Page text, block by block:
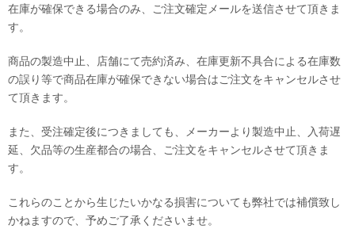
在庫が確保できる場合のみ、ご注文確定メールを送信させて頂きま
す。
商品の製造中止、店舗にて売約済み、在庫更新不具合による在庫数
の誤り等で商品在庫が確保できない場合はご注文をキャンセルさせ
て頂きます。
また、受注確定後につきましても、メーカーより製造中止、入荷遅
延、欠品等の生産都合の場合、ご注文をキャンセルさせて頂きま
す。
これらのことから生じたいかなる損害についても弊社では補償致し
かねますので、予めご了承くださいませ。